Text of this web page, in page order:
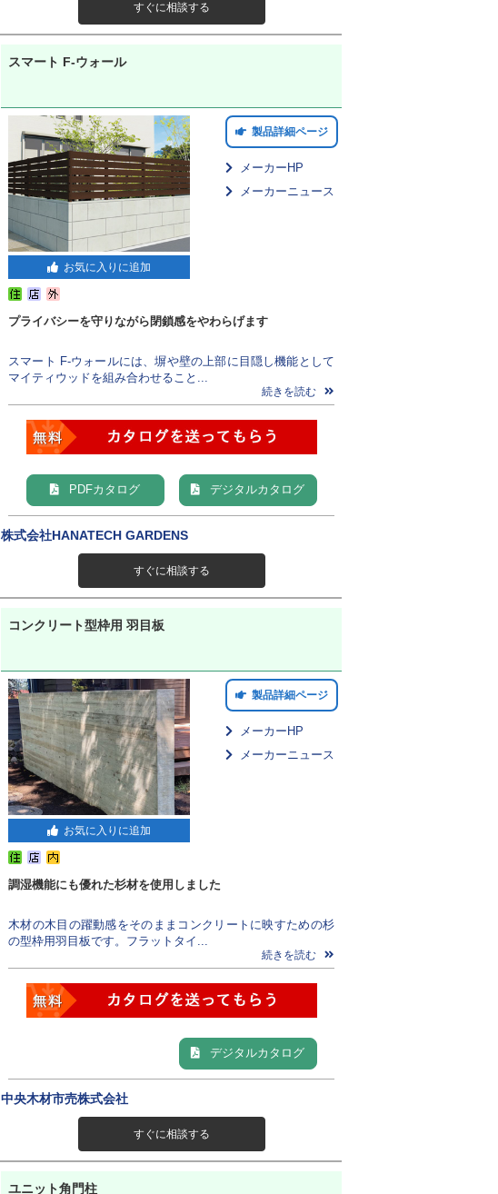
すぐに相談する
スマート F-ウォール
お気に入りに追加
製品詳細ページ
メーカーHP
メーカーニュース
プライバシーを守りながら閉鎖感をやわらげます
スマート F-ウォールには、塀や壁の上部に目隠し機能として
マイティウッドを組み合わせること...
続きを読む
PDFカタログ デジタルカタログ
株式会社HANATECH GARDENS
すぐに相談する
コンクリート型枠用 羽目板
お気に入りに追加
製品詳細ページ
メーカーHP
メーカーニュース
調湿機能にも優れた杉材を使用しました
木材の木目の躍動感をそのままコンクリートに映すための杉
の型枠用羽目板です。フラットタイ...
続きを読む
デジタルカタログ
中央木材市売株式会社
すぐに相談する
ユニット角門柱